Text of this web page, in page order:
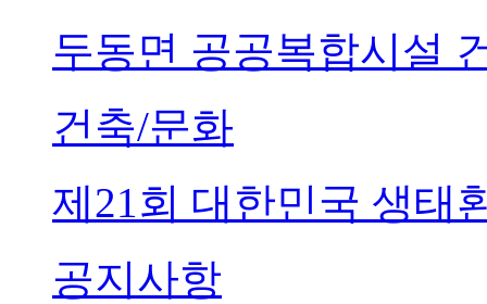
두동면 공공복합시설
건축/문화
제21회 대한민국 생태
공지사항